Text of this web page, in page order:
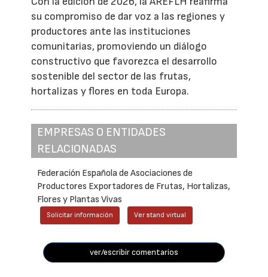
su compromiso de dar voz a las regiones y
productores ante las instituciones
comunitarias, promoviendo un diálogo
constructivo que favorezca el desarrollo
sostenible del sector de las frutas,
hortalizas y flores en toda Europa.
EMPRESAS O ENTIDADES
RELACIONADAS
Federación Española de Asociaciones de
Productores Exportadores de Frutas, Hortalizas,
Flores y Plantas Vivas
Solicitar información Ver stand virtual
ver/escribir comentarios